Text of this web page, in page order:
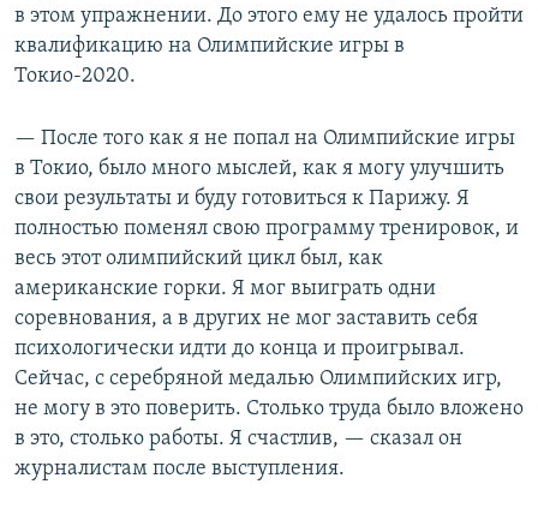
в этом упражнении. До этого ему не удалось пройти
квалификацию на Олимпийские игры в
Токио-2020.
— После того как я не попал на Олимпийские игры
в Токио, было много мыслей, как я могу улучшить
свои результаты и буду готовиться к Парижу. Я
полностью поменял свою программу тренировок, и
весь этот олимпийский цикл был, как
американские горки. Я мог выиграть одни
соревнования, а в других не мог заставить себя
психологически идти до конца и проигрывал.
Сейчас, с серебряной медалью Олимпийских игр,
не могу в это поверить. Столько труда было вложено
в это, столько работы. Я счастлив, — сказал он
журналистам после выступления.